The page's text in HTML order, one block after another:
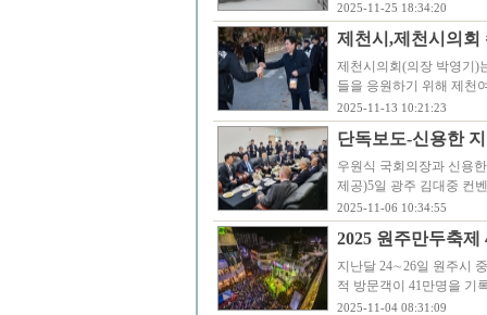
2025-11-25 18:34:20
제천시,제천시의회
제천시의회(의장 박영기)
들을 응원하기 위해 제천
2025-11-13 10:21:23
단독보도-신용한
우원식 국회의장과 신용
제공)5일 광주 김대중 컨
2025-11-06 10:34:55
2025 원주만두축
지난달 24∼26일 원주시
적 방문객이 41만명을 기
2025-11-04 08:31:09